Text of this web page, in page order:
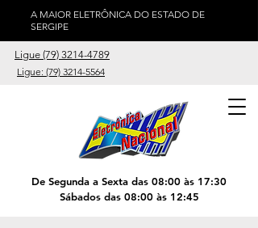
A MAIOR ELETRÔNICA DO ESTADO DE
SERGIPE
De Segunda a Sexta das 08:00 às 17:30
Sábados das 08:00 às 12:45
Ligue (79) 3214-4789
Ligue: (79) 3214-5564